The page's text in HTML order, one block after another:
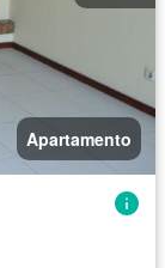
Apartamento